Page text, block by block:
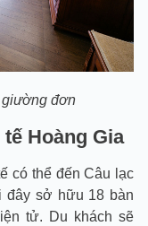
đơn
Hoàng Gia
có thể đến Câu lạc
đây sở hữu 18 bàn
tử. Du khách sẽ